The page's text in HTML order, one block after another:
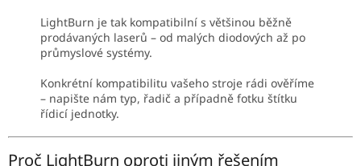
LightBurn je tak kompatibilní s většinou běžně
prodávaných laserů – od malých diodových až po
průmyslové systémy.
Konkrétní kompatibilitu vašeho stroje rádi ověříme
– napište nám typ, řadič a případně fotku štítku
řídicí jednotky.
Proč LightBurn oproti jiným řešením